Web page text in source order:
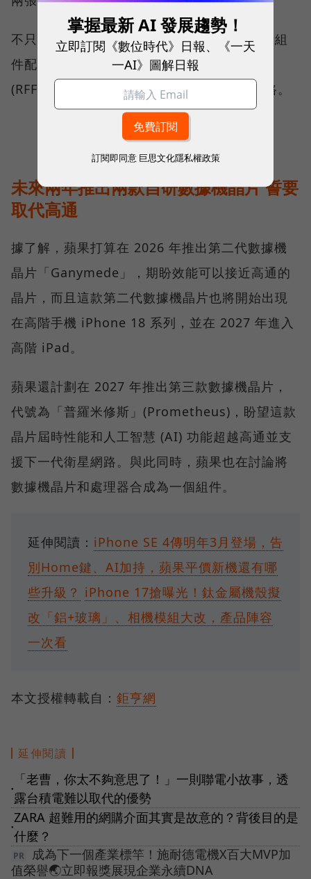
不只如此，該款數據機晶片將與蘋果另一個新組
件配合使用：一個名為「Carpo」射頻前端
(RFFE) 系統，該系統能幫助設備連接行動網路。
未來兩年推出兩款自研數據機晶片 誓要
取代高通
據了解，蘋果打算在 2026 年推出第二代數據機
晶片「Ganymede」，期盼效能可以接近高通的
晶片，而且這款第二代數據機晶片也將開始出現
在高階手機 iPhone 18 系列，並在 2027 年進入
高階 iPad。
蘋果還計劃在 2027 年推出第三款數據機晶片，
代號為「普羅米修斯」(Prometheus)，盼望這款
晶片屆時性能和人工智慧 (AI) 功能超越高通並支
援下一代衛星網路。與此同時，蘋果也在討論將
數據機晶片和處理器合成為一個組件。
延伸閱讀： iPhone SE 4傳明年3月登場，告
別Home鍵、AI加持，蘋果平價新機還有哪
些升級？ iPhone 17搶曝光！鈦金屬機殼擬
改「鋁+玻璃」、相機模組大改，產品陣容
一次看
本文授權轉載自： 鉅亨網
延伸閱讀
●
「老曹，你太不夠意思了！」一則聯電小故事，透
露台積電難以取代的優勢
●
ZARA 超難用的網購介面其實是故意的？背後目的是
什麼？
成為下一個產業標竿！施耐德電機X百大MVP加
值榮譽🌏立即報獎展現企業永續DNA
掌握最新 AI 發展趨勢！
立即訂閱《數位時代》日報、《一天
一AI》圖解日報
訂閱即同意 巨思文化隱私權政策